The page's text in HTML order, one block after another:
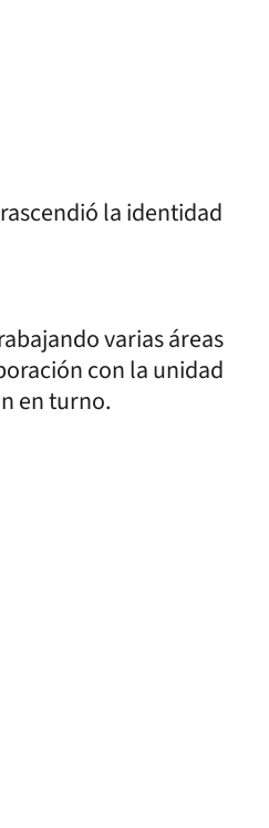
la identidad
varias áreas
con la unidad
en turno.